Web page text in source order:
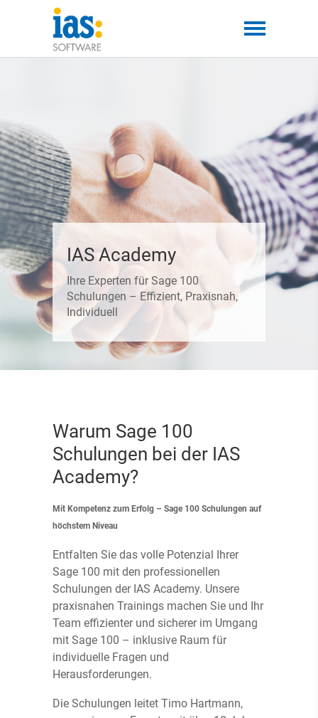
IAS Academy
Ihre Experten für Sage 100
Schulungen – Effizient, Praxisnah,
Individuell
Warum Sage 100
Schulungen bei der IAS
Academy?
Mit Kompetenz zum Erfolg – Sage 100 Schulungen auf
höchstem Niveau
Entfalten Sie das volle Potenzial Ihrer
Sage 100 mit den professionellen
Schulungen der IAS Academy. Unsere
praxisnahen Trainings machen Sie und Ihr
Team effizienter und sicherer im Umgang
mit Sage 100 – inklusive Raum für
individuelle Fragen und
Herausforderungen.
Die Schulungen leitet Timo Hartmann,